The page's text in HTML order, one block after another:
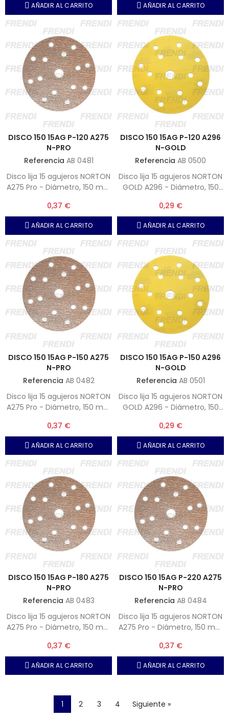
AÑADIR AL CARRITO AÑADIR AL CARRITO
DISCO 150 15AG P-120 A275
N-PRO
Referencia AB 0481
Disco lija 15 agujeros NORTON
A275 Pro - Diámetro, 150 mm
Unidades por caja 100)
0,37 €
AÑADIR AL CARRITO
DISCO 150 15AG P-120 A296
N-GOLD
Referencia AB 0500
Disco lija 15 agujeros NORTON
GOLD A296 - Diámetro, 150
Unidades por caja 100)
0,29 €
AÑADIR AL CARRITO
DISCO 150 15AG P-150 A275
N-PRO
Referencia AB 0482
Disco lija 15 agujeros NORTON
A275 Pro - Diámetro, 150 mm
Unidades por caja 100)
0,37 €
AÑADIR AL CARRITO
DISCO 150 15AG P-150 A296
N-GOLD
Referencia AB 0501
Disco lija 15 agujeros NORTON
GOLD A296 - Diámetro, 150
Unidades por caja 100)
0,29 €
AÑADIR AL CARRITO
DISCO 150 15AG P-180 A275
N-PRO
Referencia AB 0483
Disco lija 15 agujeros NORTON
A275 Pro - Diámetro, 150 mm
Unidades por caja 100)
0,37 €
AÑADIR AL CARRITO
DISCO 150 15AG P-220 A275
N-PRO
Referencia AB 0484
Disco lija 15 agujeros NORTON
A275 Pro - Diámetro, 150 mm
Unidades por caja 100)
0,37 €
AÑADIR AL CARRITO
1 2 3 4 Siguiente »